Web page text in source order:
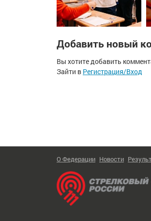
Добавить новый
Вы хотите добавить
Зайти в Регистрация/Вход
О Федерации Новости